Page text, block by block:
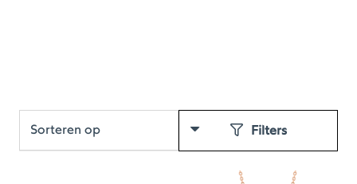
Filters